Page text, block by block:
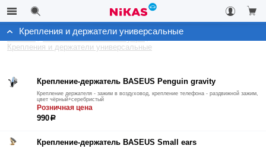
Каталог
Автомобильные аксессуары
Крепления и держатели универсальные
Крепления и держатели универсальные
Крепление-держатель BASEUS Penguin gravity
Крепление держателя - зажим в воздуховод, крепление телефона - раздвижной зажим,
цвет чёрный+серебристый
Розничная цена
990р
Крепление-держатель BASEUS Small ears